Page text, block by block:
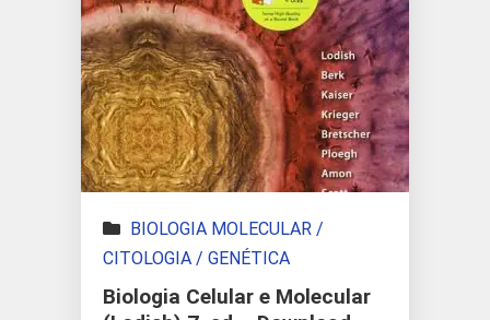
BIOLOGIA MOLECULAR /
CITOLOGIA / GENÉTICA
Biologia Celular e Molecular